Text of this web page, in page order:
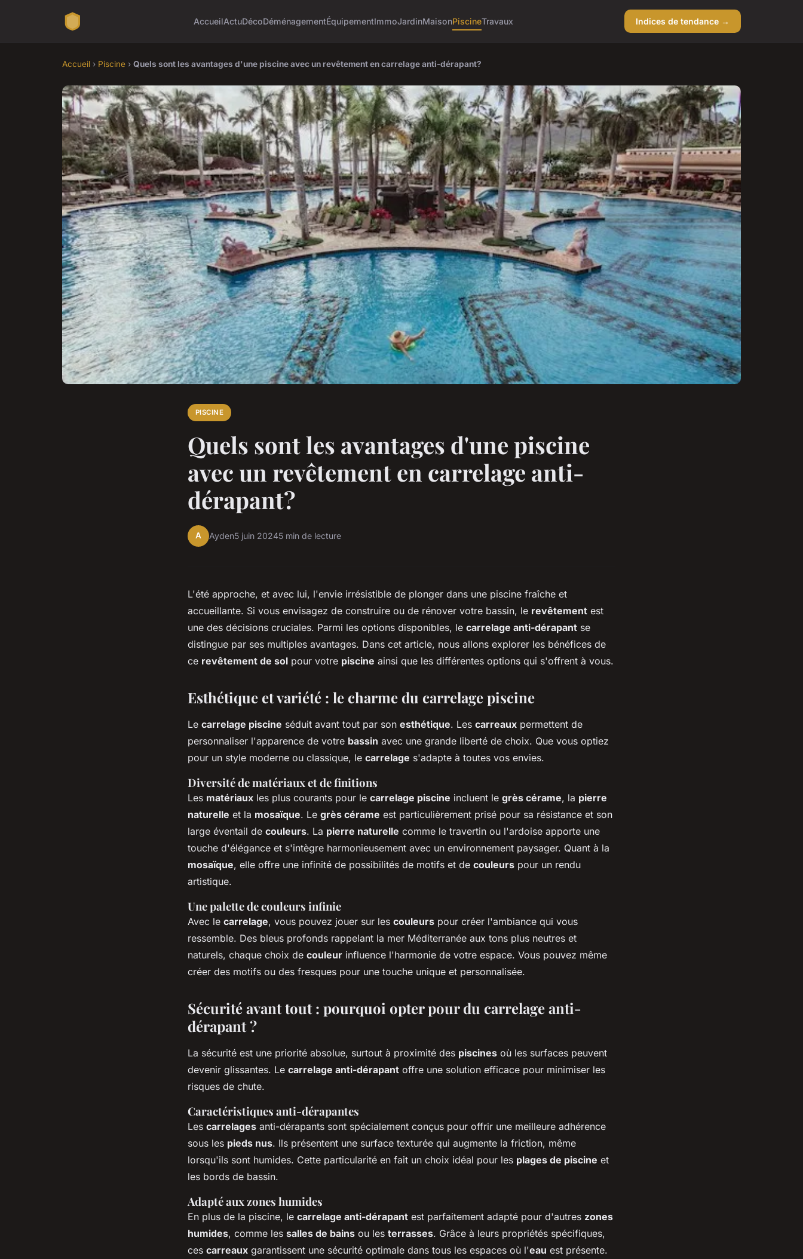
AccueilActuDécoDéménagementÉquipementImmoJardinMaisonPiscineTravaux Indices de tendance →
Accueil › Piscine › Quels sont les avantages d'une piscine avec un revêtement en carrelage anti-dérapant?
PISCINE
Quels sont les avantages d'une piscine
avec un revêtement en carrelage anti-
dérapant?
A Ayden5 juin 20245 min de lecture
L'été approche, et avec lui, l'envie irrésistible de plonger dans une piscine fraîche et
accueillante. Si vous envisagez de construire ou de rénover votre bassin, le revêtement est
une des décisions cruciales. Parmi les options disponibles, le carrelage anti-dérapant se
distingue par ses multiples avantages. Dans cet article, nous allons explorer les bénéfices de
ce revêtement de sol pour votre piscine ainsi que les différentes options qui s'offrent à vous.
Esthétique et variété : le charme du carrelage piscine
Le carrelage piscine séduit avant tout par son esthétique. Les carreaux permettent de
personnaliser l'apparence de votre bassin avec une grande liberté de choix. Que vous optiez
pour un style moderne ou classique, le carrelage s'adapte à toutes vos envies.
Diversité de matériaux et de finitions
Les matériaux les plus courants pour le carrelage piscine incluent le grès cérame, la pierre
naturelle et la mosaïque. Le grès cérame est particulièrement prisé pour sa résistance et son
large éventail de couleurs. La pierre naturelle comme le travertin ou l'ardoise apporte une
touche d'élégance et s'intègre harmonieusement avec un environnement paysager. Quant à la
mosaïque, elle offre une infinité de possibilités de motifs et de couleurs pour un rendu
artistique.
Une palette de couleurs infinie
Avec le carrelage, vous pouvez jouer sur les couleurs pour créer l'ambiance qui vous
ressemble. Des bleus profonds rappelant la mer Méditerranée aux tons plus neutres et
naturels, chaque choix de couleur influence l'harmonie de votre espace. Vous pouvez même
créer des motifs ou des fresques pour une touche unique et personnalisée.
Sécurité avant tout : pourquoi opter pour du carrelage anti-
dérapant ?
La sécurité est une priorité absolue, surtout à proximité des piscines où les surfaces peuvent
devenir glissantes. Le carrelage anti-dérapant offre une solution efficace pour minimiser les
risques de chute.
Caractéristiques anti-dérapantes
Les carrelages anti-dérapants sont spécialement conçus pour offrir une meilleure adhérence
sous les pieds nus. Ils présentent une surface texturée qui augmente la friction, même
lorsqu'ils sont humides. Cette particularité en fait un choix idéal pour les plages de piscine et
les bords de bassin.
Adapté aux zones humides
En plus de la piscine, le carrelage anti-dérapant est parfaitement adapté pour d'autres zones
humides, comme les salles de bains ou les terrasses. Grâce à leurs propriétés spécifiques,
ces carreaux garantissent une sécurité optimale dans tous les espaces où l'eau est présente.